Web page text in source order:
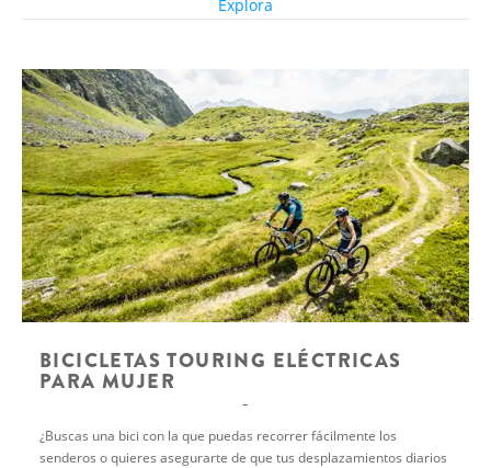
Explora
BICICLETAS TOURING ELÉCTRICAS
PARA MUJER
¿Buscas una bici con la que puedas recorrer fácilmente los
senderos o quieres asegurarte de que tus desplazamientos diarios